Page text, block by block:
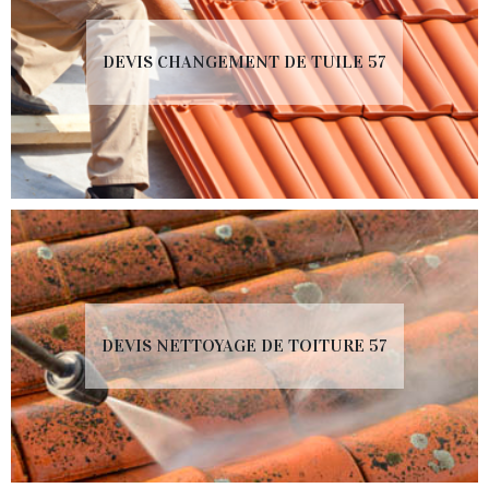
DEVIS CHANGEMENT DE TUILE 57
DEVIS NETTOYAGE DE TOITURE 57